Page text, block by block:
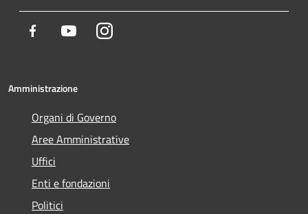
Facebook YoutubeInstagram
Amministrazione
Organi di Governo
Aree Amministrative
Uffici
Enti e fondazioni
Politici